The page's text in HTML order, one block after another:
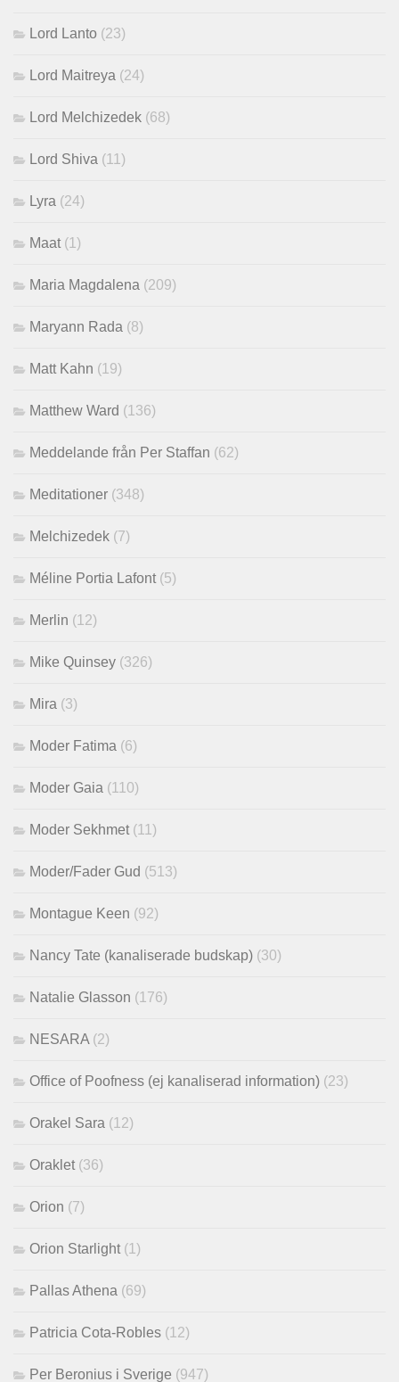
Lord Lanto (23)
Lord Maitreya (24)
Lord Melchizedek (68)
Lord Shiva (11)
Lyra (24)
Maat (1)
Maria Magdalena (209)
Maryann Rada (8)
Matt Kahn (19)
Matthew Ward (136)
Meddelande från Per Staffan (62)
Meditationer (348)
Melchizedek (7)
Méline Portia Lafont (5)
Merlin (12)
Mike Quinsey (326)
Mira (3)
Moder Fatima (6)
Moder Gaia (110)
Moder Sekhmet (11)
Moder/Fader Gud (513)
Montague Keen (92)
Nancy Tate (kanaliserade budskap) (30)
Natalie Glasson (176)
NESARA (2)
Office of Poofness (ej kanaliserad information) (23)
Orakel Sara (12)
Oraklet (36)
Orion (7)
Orion Starlight (1)
Pallas Athena (69)
Patricia Cota-Robles (12)
Per Beronius i Sverige (947)